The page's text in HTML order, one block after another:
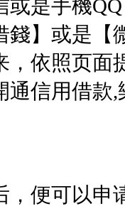
或是手機
錢】或是【
，依照页面
通信用借款,
，便可以申